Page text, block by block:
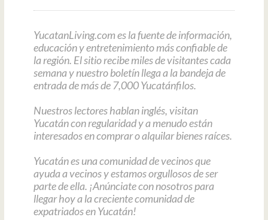
YucatanLiving.com es la fuente de información,
educación y entretenimiento más confiable de
la región. El sitio recibe miles de visitantes cada
semana y nuestro boletín llega a la bandeja de
entrada de más de 7,000 Yucatánfilos.
Nuestros lectores hablan inglés, visitan
Yucatán con regularidad y a menudo están
interesados en comprar o alquilar bienes raíces.
Yucatán es una comunidad de vecinos que
ayuda a vecinos y estamos orgullosos de ser
parte de ella. ¡Anúnciate con nosotros para
llegar hoy a la creciente comunidad de
expatriados en Yucatán!